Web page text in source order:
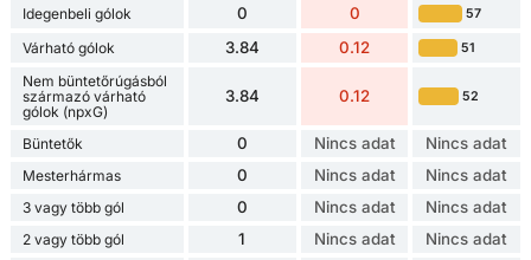
Idegenbeli gólok 0 0 57
Várható gólok 3.84 0.12 51
Nem büntetőrúgásból
származó várható
gólok (npxG)
3.84 0.12 52
Büntetők 0 Nincs adat Nincs adat
Mesterhármas 0 Nincs adat Nincs adat
3 vagy több gól 0 Nincs adat Nincs adat
2 vagy több gól 1 Nincs adat Nincs adat